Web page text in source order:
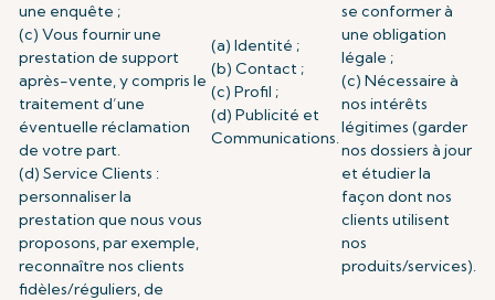
une enquête ;
(c) Vous fournir une
prestation de support
après-vente, y compris le
traitement d’une
éventuelle réclamation
de votre part.
(d) Service Clients :
personnaliser la
prestation que nous vous
proposons, par exemple,
reconnaître nos clients
fidèles/réguliers, de
(a) Identité ;
(b) Contact ;
(c) Profil ;
(d) Publicité et
Communications.
se conformer à
une obligation
légale ;
(c) Nécessaire à
nos intérêts
légitimes (garder
nos dossiers à jour
et étudier la
façon dont nos
clients utilisent
nos
produits/services).